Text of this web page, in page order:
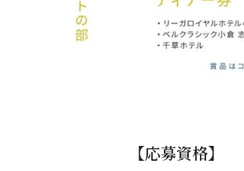
【応募資格】